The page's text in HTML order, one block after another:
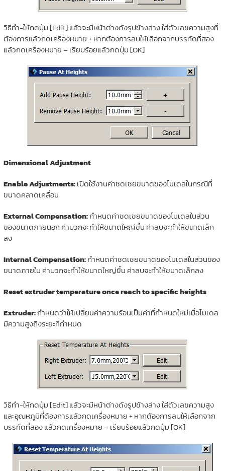
วิธีทำ-ให้กดปุ่ม [Edit] แล้วจะมีหน้าต่างดังรูปข้างล่าง ใส่ตัวเลขความสูงที่
ต้องการแล้วกดเครื่องหมาย + หากต้องการลบให้เลือกจากบรรทัดที่สอง
แล้วกดเครื่องหมาย – เรียบร้อยแล้วกดปุ่ม [OK]
Dimensional Adjustment
Enable Adjustments:เปิดใช้งานค่าชดเชยขนาดของโมเดลในกรณีที่
ขนาดคลาดเคลื่อน
External Compensation:กำหนดค่าชดเชยขนาดของโมเดลในส่วน
ของขนาดภายนอก ค่าบวกจะทำให้ขนาดใหญ่ขึ้น ค่าลบจะทำให้ขนาดเล็ก
ลง
Internal Compensation:กำหนดค่าชดเชยขนาดของโมเดลในส่วนของ
ขนาดภายใน ค่าบวกจะทำให้ขนาดใหญ่ขึ้น ค่าลบจะทำให้ขนาดเล็กลง
Reset extruder temperature once reach to specific heights
Extruder:กำหนดว่าให้เปลี่ยนค่าความร้อนเป็นค่าที่กำหนดใหม่เมื่อโมเดล
มีความสูงถึงระยะที่กำหนด
วิธีทำ-ให้กดปุ่ม [Edit] แล้วจะมีหน้าต่างดังรูปข้างล่าง ใส่ตัวเลขความสูง
และอุณหภูมิที่ต้องการแล้วกดเครื่องหมาย + หากต้องการลบให้เลือกจาก
บรรทัดที่สอง แล้วกดเครื่องหมาย – เรียบร้อยแล้วกดปุ่ม [OK]